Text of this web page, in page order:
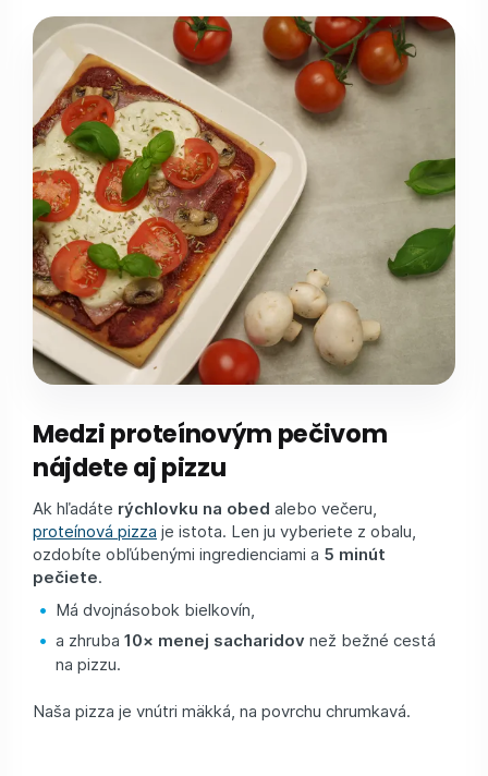
Medzi proteínovým pečivom
nájdete aj pizzu
Ak hľadáte rýchlovku na obed alebo večeru,
proteínová pizza je istota. Len ju vyberiete z obalu,
ozdobíte obľúbenými ingredienciami a 5 minút
pečiete.
Má dvojnásobok bielkovín,
a zhruba 10× menej sacharidov než bežné cestá
na pizzu.
Naša pizza je vnútri mäkká, na povrchu chrumkavá.